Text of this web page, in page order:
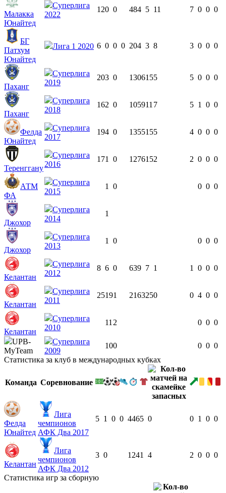
Малакка
Юнайтед
Суперлига
2022
120 0 484 5 11 7 0 0 0
БГ
Патхум
Юнайтед
Лига 1 2020 6 0 0 0 204 3 8 3 0 0 0
Паханг
Суперлига
2019
203 0 1306155 5 0 0 0
Паханг
Суперлига
2018
162 0 105911 7 5 1 0 0
Фелда
Юнайтед
Суперлига
2017
194 0 1355155 4 0 0 0
Теренггану
Суперлига
2016
171 0 1276152 2 0 0 0
АТМ
ФА
Суперлига
2015
1 0 0 0 0
Джохор
Суперлига
2014
1
Джохор
Суперлига
2013
1 0 0 0 0
Келантан
Суперлига
2012
8 6 0 639 7 1 1 0 0 0
Келантан
Суперлига
2011
25191 2163250 0 4 0 0
Келантан
Суперлига
2010
11 2 0 0 0
UPB-
MyTeam
Суперлига
2009
100 0 0 0
Статистика за клуб в международных кубках
Команда Соревнование
Фелда
Юнайтед
Лига
чемпионов
АФК Два 2017
5 1 0 0 4465 0 0 1 0 0
Келантан
Лига
чемпионов
АФК Два 2012
3 0 1241 4 2 0 0 0
Статистика игр за сборную